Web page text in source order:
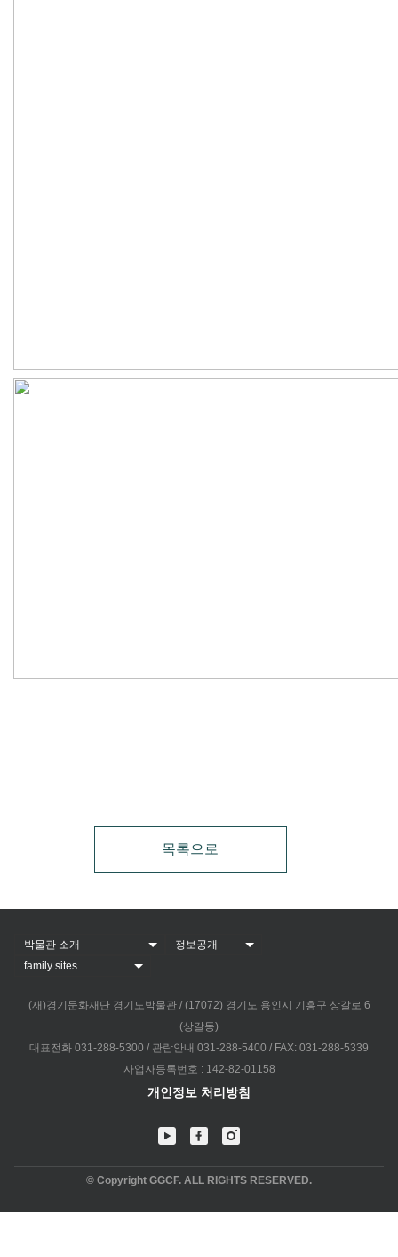
목록으로
(재)경기문화재단 경기도박물관 / (17072) 경기도 용인시 기흥구 상갈로 6
(상갈동)
대표전화 031-288-5300 / 관람안내 031-288-5400 / FAX: 031-288-5339
사업자등록번호 : 142-82-01158
개인정보 처리방침
© Copyright GGCF. ALL RIGHTS RESERVED.